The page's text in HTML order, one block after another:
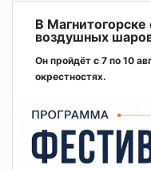
В
воздушных
Он пройдёт с 7 по 10
окрестностях.